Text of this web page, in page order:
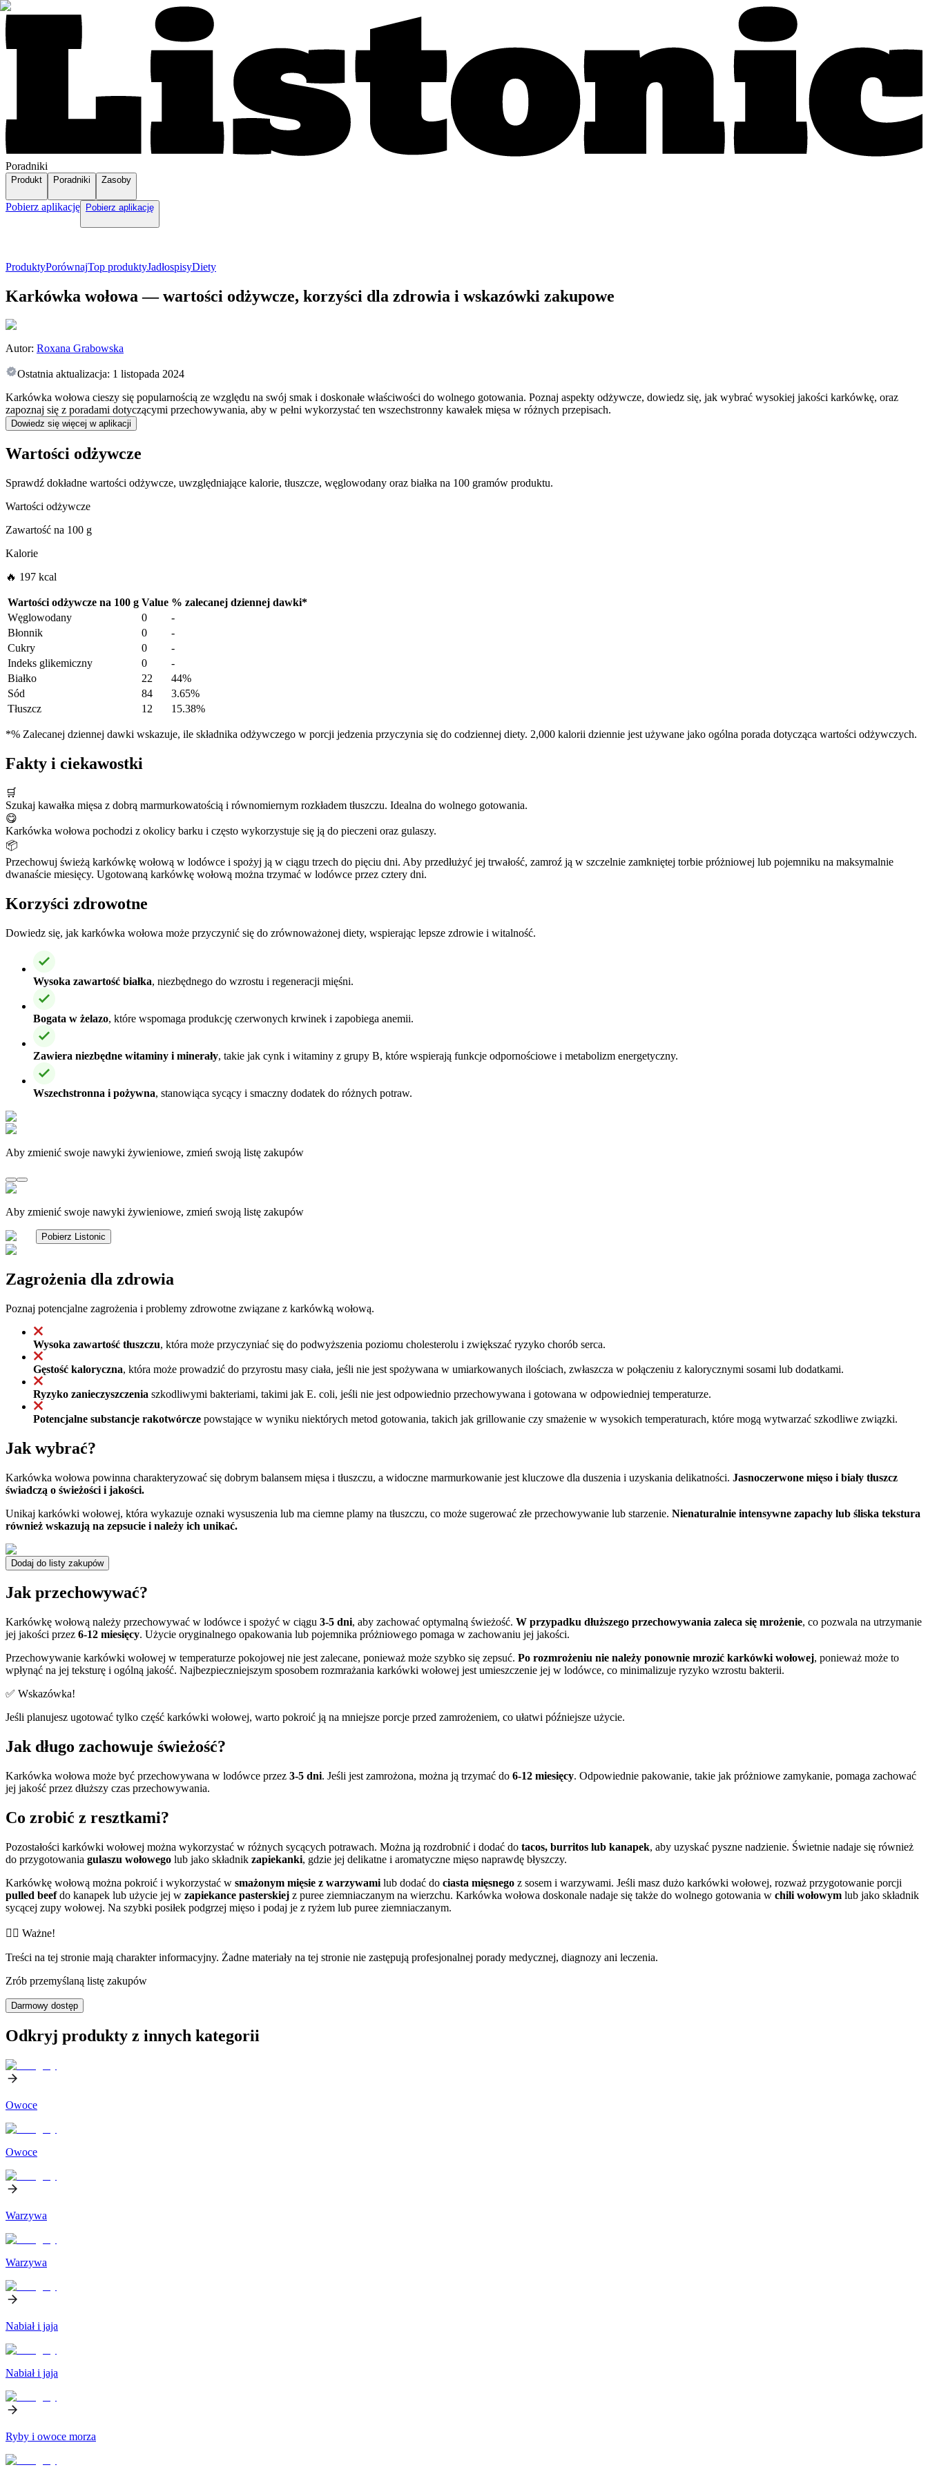
Poradniki
Produkt Poradniki Zasoby
Pobierz aplikację Pobierz aplikację
ProduktyPorównajTop produktyJadłospisyDiety
Karkówka wołowa — wartości odżywcze, korzyści dla zdrowia i wskazówki zakupowe
Autor: Roxana Grabowska
Ostatnia aktualizacja: 1 listopada 2024
Karkówka wołowa cieszy się popularnością ze względu na swój smak i doskonałe właściwości do wolnego gotowania. Poznaj aspekty odżywcze, dowiedz się, jak wybrać wysokiej jakości karkówkę, oraz
zapoznaj się z poradami dotyczącymi przechowywania, aby w pełni wykorzystać ten wszechstronny kawałek mięsa w różnych przepisach.
Dowiedz się więcej w aplikacji
Wartości odżywcze
Sprawdź dokładne wartości odżywcze, uwzględniające kalorie, tłuszcze, węglowodany oraz białka na 100 gramów produktu.
Wartości odżywcze
Zawartość na 100 g
Kalorie
🔥 197 kcal
Wartości odżywcze na 100 g Value % zalecanej dziennej dawki*
Węglowodany
0
-
Błonnik
0
-
Cukry
0
-
Indeks glikemiczny
0
-
Białko
22
44%
Sód
84
3.65%
Tłuszcz
12 15.38%
*% Zalecanej dziennej dawki wskazuje, ile składnika odżywczego w porcji jedzenia przyczynia się do codziennej diety. 2,000 kalorii dziennie jest używane jako ogólna porada dotycząca wartości odżywczych.
Fakty i ciekawostki
🛒
Szukaj kawałka mięsa z dobrą marmurkowatością i równomiernym rozkładem tłuszczu. Idealna do wolnego gotowania.
😋
Karkówka wołowa pochodzi z okolicy barku i często wykorzystuje się ją do pieczeni oraz gulaszy.
📦
Przechowuj świeżą karkówkę wołową w lodówce i spożyj ją w ciągu trzech do pięciu dni. Aby przedłużyć jej trwałość, zamroź ją w szczelnie zamkniętej torbie próżniowej lub pojemniku na maksymalnie
dwanaście miesięcy. Ugotowaną karkówkę wołową można trzymać w lodówce przez cztery dni.
Korzyści zdrowotne
Dowiedz się, jak karkówka wołowa może przyczynić się do zrównoważonej diety, wspierając lepsze zdrowie i witalność.
Wysoka zawartość białka, niezbędnego do wzrostu i regeneracji mięśni.
Bogata w żelazo, które wspomaga produkcję czerwonych krwinek i zapobiega anemii.
Zawiera niezbędne witaminy i minerały, takie jak cynk i witaminy z grupy B, które wspierają funkcje odpornościowe i metabolizm energetyczny.
Wszechstronna i pożywna, stanowiąca sycący i smaczny dodatek do różnych potraw.
Aby zmienić swoje nawyki żywieniowe, zmień swoją listę zakupów
Aby zmienić swoje nawyki żywieniowe, zmień swoją listę zakupów
Pobierz Listonic
Zagrożenia dla zdrowia
Poznaj potencjalne zagrożenia i problemy zdrowotne związane z karkówką wołową.
Wysoka zawartość tłuszczu, która może przyczyniać się do podwyższenia poziomu cholesterolu i zwiększać ryzyko chorób serca.
Gęstość kaloryczna, która może prowadzić do przyrostu masy ciała, jeśli nie jest spożywana w umiarkowanych ilościach, zwłaszcza w połączeniu z kalorycznymi sosami lub dodatkami.
Ryzyko zanieczyszczenia szkodliwymi bakteriami, takimi jak E. coli, jeśli nie jest odpowiednio przechowywana i gotowana w odpowiedniej temperaturze.
Potencjalne substancje rakotwórcze powstające w wyniku niektórych metod gotowania, takich jak grillowanie czy smażenie w wysokich temperaturach, które mogą wytwarzać szkodliwe związki.
Jak wybrać?
Karkówka wołowa powinna charakteryzować się dobrym balansem mięsa i tłuszczu, a widoczne marmurkowanie jest kluczowe dla duszenia i uzyskania delikatności. Jasnoczerwone mięso i biały tłuszcz
świadczą o świeżości i jakości.
Unikaj karkówki wołowej, która wykazuje oznaki wysuszenia lub ma ciemne plamy na tłuszczu, co może sugerować złe przechowywanie lub starzenie. Nienaturalnie intensywne zapachy lub śliska tekstura
również wskazują na zepsucie i należy ich unikać.
Dodaj do listy zakupów
Jak przechowywać?
Karkówkę wołową należy przechowywać w lodówce i spożyć w ciągu 3-5 dni, aby zachować optymalną świeżość. W przypadku dłuższego przechowywania zaleca się mrożenie, co pozwala na utrzymanie
jej jakości przez 6-12 miesięcy. Użycie oryginalnego opakowania lub pojemnika próżniowego pomaga w zachowaniu jej jakości.
Przechowywanie karkówki wołowej w temperaturze pokojowej nie jest zalecane, ponieważ może szybko się zepsuć. Po rozmrożeniu nie należy ponownie mrozić karkówki wołowej, ponieważ może to
wpłynąć na jej teksturę i ogólną jakość. Najbezpieczniejszym sposobem rozmrażania karkówki wołowej jest umieszczenie jej w lodówce, co minimalizuje ryzyko wzrostu bakterii.
✅ Wskazówka!
Jeśli planujesz ugotować tylko część karkówki wołowej, warto pokroić ją na mniejsze porcje przed zamrożeniem, co ułatwi późniejsze użycie.
Jak długo zachowuje świeżość?
Karkówka wołowa może być przechowywana w lodówce przez 3-5 dni. Jeśli jest zamrożona, można ją trzymać do 6-12 miesięcy. Odpowiednie pakowanie, takie jak próżniowe zamykanie, pomaga zachować
jej jakość przez dłuższy czas przechowywania.
Co zrobić z resztkami?
Pozostałości karkówki wołowej można wykorzystać w różnych sycących potrawach. Można ją rozdrobnić i dodać do tacos, burritos lub kanapek, aby uzyskać pyszne nadzienie. Świetnie nadaje się również
do przygotowania gulaszu wołowego lub jako składnik zapiekanki, gdzie jej delikatne i aromatyczne mięso naprawdę błyszczy.
Karkówkę wołową można pokroić i wykorzystać w smażonym mięsie z warzywami lub dodać do ciasta mięsnego z sosem i warzywami. Jeśli masz dużo karkówki wołowej, rozważ przygotowanie porcji
pulled beefdo kanapek lub użycie jej w zapiekance pasterskiej z puree ziemniaczanym na wierzchu. Karkówka wołowa doskonale nadaje się także do wolnego gotowania w chili wołowym lub jako składnik
sycącej zupy wołowej. Na szybki posiłek podgrzej mięso i podaj je z ryżem lub puree ziemniaczanym.
👨‍⚕️️ Ważne!
Treści na tej stronie mają charakter informacyjny. Żadne materiały na tej stronie nie zastępują profesjonalnej porady medycznej, diagnozy ani leczenia.
Zrób przemyślaną listę zakupów
Darmowy dostęp
Odkryj produkty z innych kategorii
Owoce
Owoce
Warzywa
Warzywa
Nabiał i jaja
Nabiał i jaja
Ryby i owoce morza